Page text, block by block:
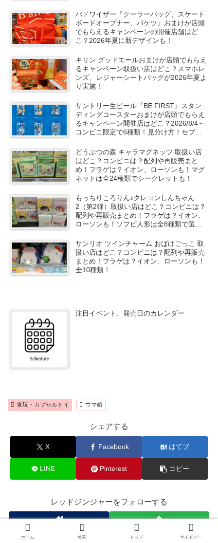
バドワイザー『クーラーバッグ、スケート
ボードオープナー、バケツ』おまけが店頭
でもらえるキャンペーンの開催店舗はど
こ？2026年夏に新デザインも！
キリン グッドエールおまけが店頭でもらえ
るキャンペーン取扱い店はどこ？スマホレ
ンズ、レジャーシートバッグが2026年夏よ
り実施！
サントリー生ビール『BE:FIRST』スタン
ディングコースターおまけが店頭でもらえ
るキャンペーン開催店はどこ？2026/8/4～
コンビニ限定で6種類！見分け方！セブ
キ、ミニストップなどで！クーラーバッグ
も！
どうぶつの森 キャラマグネッツ 取扱い店
はどこ？コンビニは？配列や再販売まと
め！フラゲは？イオン、ローソンも！マグ
ネットは全24種類でシークレットも！
もっちりころりん♪クレヨンしんちゃん
2（第2弾）取扱い店はどこ？コンビニは？
配列や再販売まとめ！フラゲは？イオン、
ローソンも！ソフビ人形は全8種類で選ん
サンリオ ツインチャーム おばけごっこ 取
扱い店はどこ？コンビニは？配列や再販売
まとめ！フラゲは？イオン、ローソンも！
全10種類！
注目イベント、発売日のカレンダー
食玩・カプセルトイ ウマ娘
シェアする
X Facebook はてブ
LINE Pinterest コピー
レッドジンジャーをフォローする
ホーム 検索 トップ サイドバー